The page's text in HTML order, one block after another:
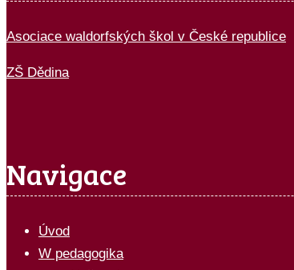
Asociace waldorfských škol v České republice
ZŠ Dědina
Navigace
Úvod
W pedagogika